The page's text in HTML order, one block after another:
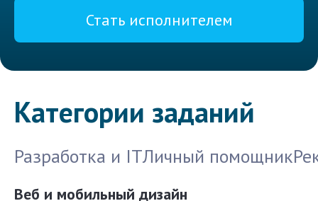
Стать исполнителем
Категории заданий
Разработка и ITЛичный помощник
Веб и мобильный дизайн